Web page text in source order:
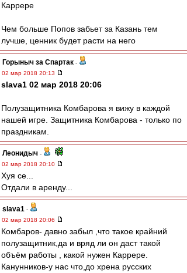
Каррере
Чем больше Попов забьет за Казань тем
лучше, ценник будет расти на него
Горыныч за Спартак -
02 мар 2018 20:13
slava1 02 мар 2018 20:06
Полузащитника Комбарова я вижу в каждой
нашей игре. Защитника Комбарова - только по
праздникам.
Леонидыч -
02 мар 2018 20:10
Хуя се...
Отдали в аренду...
slava1 -
02 мар 2018 20:06
Комбаров- давно забыл ,что такое крайний
полузащитник,да и вряд ли он даст такой
объём работы , какой нужен Каррере.
Канунников-у нас что,до хрена русских